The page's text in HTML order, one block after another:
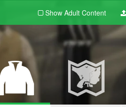
Show Adult Content